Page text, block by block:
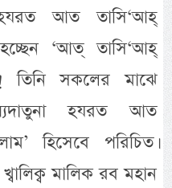
হযরত আত তাসি‘আহ্
‘আত্ তাসি‘আহ্
তিনি সকলের মাঝে
হযরত আত
হিসেবে পরিচিত।
মালিক রব মহান